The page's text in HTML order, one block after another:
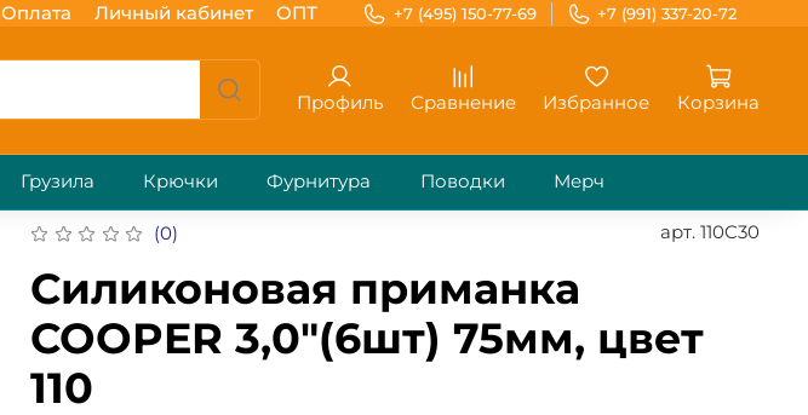
Оплата Личный кабинет ОПТ +7 (495) 150-77-69 +7 (991) 337-20-72
Профиль Сравнение Избранное Корзина
Грузила Крючки Фурнитура Поводки Мерч
(0) арт. 110C30
Силиконовая приманка
COOPER 3,0"(6шт) 75мм, цвет
110